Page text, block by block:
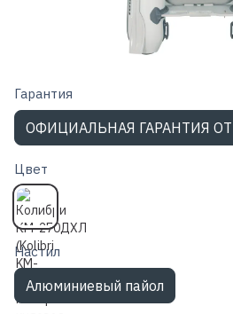
Гарантия
ОФИЦИАЛЬНАЯ ГАРАНТИЯ
Цвет
Настил
Алюминиевый пайол